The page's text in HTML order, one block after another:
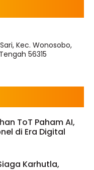
Kec. Wonosobo,
56315
ToT Paham AI,
di Era Digital
Karhutla,